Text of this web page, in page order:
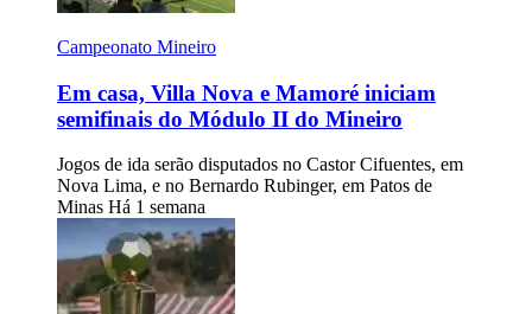
Campeonato Mineiro
Em casa, Villa Nova e Mamoré iniciam
semifinais do Módulo II do Mineiro
Jogos de ida serão disputados no Castor Cifuentes, em
Nova Lima, e no Bernardo Rubinger, em Patos de
Minas Há 1 semana